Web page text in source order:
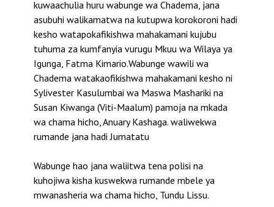
kuwaachulia huru wabunge wa Chadema, jana
asubuhi walikamatwa na kutupwa korokoroni hadi
kesho watapokafikishwa mahakamani kujubu
tuhuma za kumfanyia vurugu Mkuu wa Wilaya ya
Igunga, Fatma Kimario.Wabunge wawili wa
Chadema watakaofikishwa mahakamani kesho ni
Sylivester Kasulumbai wa Maswa Mashariki na
Susan Kiwanga (Viti-Maalum) pamoja na mkada
wa chama hicho, Anuary Kashaga. waliwekwa
rumande jana hadi Jumatatu
Wabunge hao jana waliitwa tena polisi na
kuhojiwa kisha kuswekwa rumande mbele ya
mwanasheria wa chama hicho, Tundu Lissu.